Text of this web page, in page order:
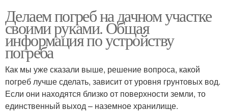
Делаем погреб на дачном участке
своими руками. Общая
информация по устройству
погреба
Как мы уже сказали выше, решение вопроса, какой
погреб лучше сделать, зависит от уровня грунтовых вод.
Если они находятся близко от поверхности земли, то
единственный выход – наземное хранилище.